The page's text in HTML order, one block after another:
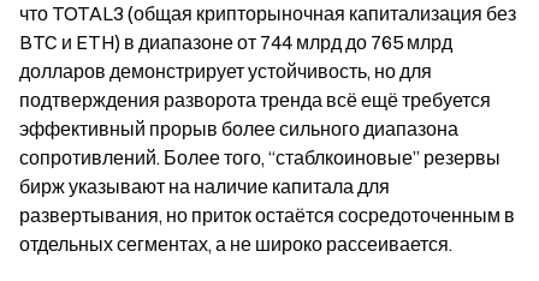
что TOTAL3 (общая крипторыночная капитализация без
BTC и ETH) в диапазоне от 744 млрд до 765 млрд
долларов демонстрирует устойчивость, но для
подтверждения разворота тренда всё ещё требуется
эффективный прорыв более сильного диапазона
сопротивлений. Более того, “стаблкоиновые” резервы
бирж указывают на наличие капитала для
развертывания, но приток остаётся сосредоточенным в
отдельных сегментах, а не широко рассеивается.